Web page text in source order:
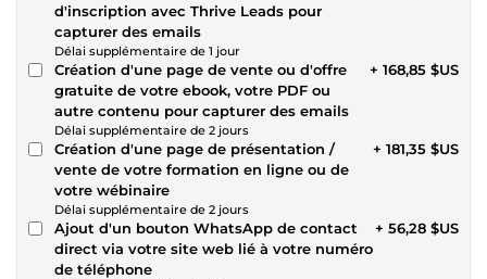
d'inscription avec Thrive Leads pour
capturer des emails
Délai supplémentaire de 1 jour
Création d'une page de vente ou d'offre
gratuite de votre ebook, votre PDF ou
autre contenu pour capturer des emails
Délai supplémentaire de 2 jours
+ 168,85 $US
Création d'une page de présentation /
vente de votre formation en ligne ou de
votre wébinaire
Délai supplémentaire de 2 jours
+ 181,35 $US
Ajout d'un bouton WhatsApp de contact
direct via votre site web lié à votre numéro
de téléphone
+ 56,28 $US